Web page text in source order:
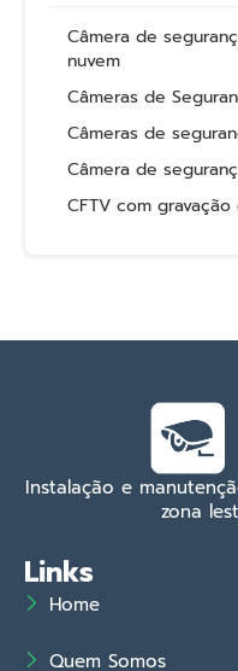
Câmera de
nuvem
Câmeras de
Câmeras de
Câmera de
CFTV com
Instalação e
zona
Links
Home
Quem Somos